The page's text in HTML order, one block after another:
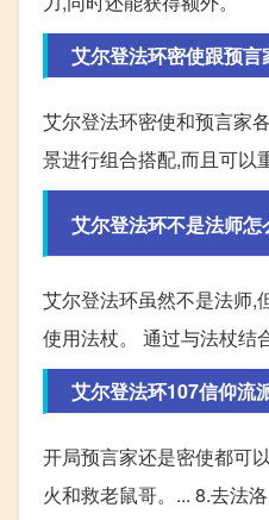
艾尔登法环密使跟预言
艾尔登法环密使和预言家
景进行组合搭配,而且可以
艾尔登法环不是法师怎
艾尔登法环虽然不是法师,
使用法杖。 通过与法杖结合
艾尔登法环107信仰流
开局预言家还是密使都可
火和救老鼠哥。... 8.去法洛